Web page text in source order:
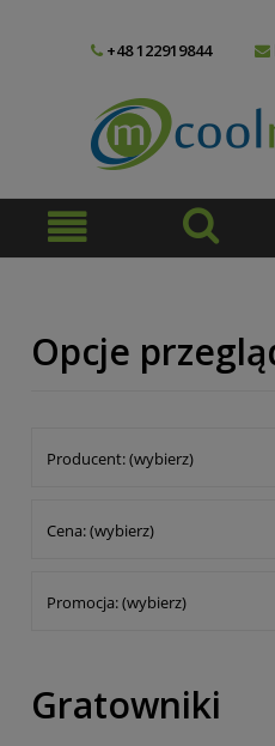
+48 122919844
Opcje
Producent: (wybierz)
Cena: (wybierz)
Promocja: (wybierz)
Gratowniki